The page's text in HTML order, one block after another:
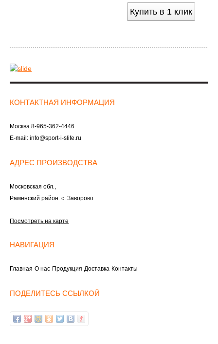
Купить в 1 клик
КОНТАКТНАЯ ИНФОРМАЦИЯ
Москва 8-965-362-4446
E-mail: info@sport-i-slife.ru
АДРЕС ПРОИЗВОДСТВА
Московская обл.,
Раменский район. с. Заворово
Посмотреть на карте
НАВИГАЦИЯ
Главная О нас Продукция Доставка Контакты
ПОДЕЛИТЕСЬ ССЫЛКОЙ